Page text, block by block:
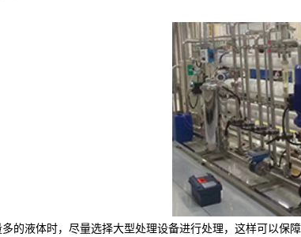
的液体时，尽量选择大型处理设备进行处理，这样可以